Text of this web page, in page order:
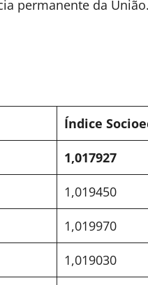
permanente da União.
Índice
1,017927
1,019450
1,019970
1,019030